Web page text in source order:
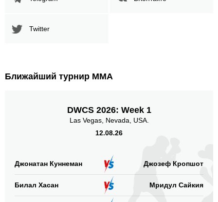
Twitter
Ближайший турнир ММА
DWCS 2026: Week 1
Las Vegas, Nevada, USA.
12.08.26
Джонатан Куннеман Джозеф Кропшот
Билал Хасан Мридул Сайкия